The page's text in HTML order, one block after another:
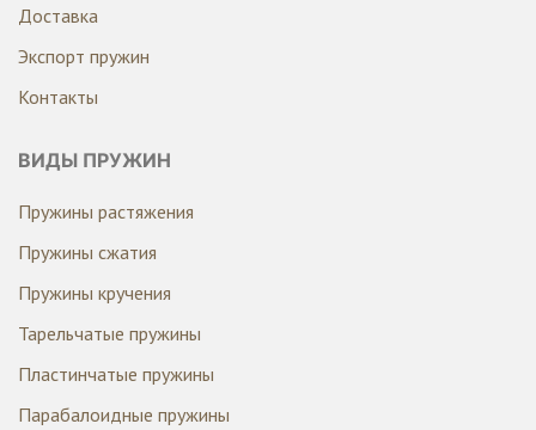
Доставка
Экспорт пружин
Контакты
ВИДЫ ПРУЖИН
Пружины растяжения
Пружины сжатия
Пружины кручения
Тарельчатые пружины
Пластинчатые пружины
Парабалоидные пружины